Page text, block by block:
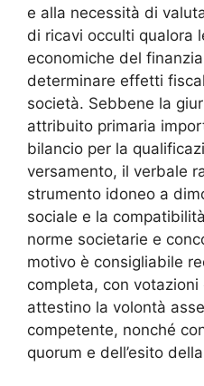
e alla necessità di
di ricavi occulti qualora
economiche del
determinare effetti
società. Sebbene la
attribuito primaria
bilancio per la
versamento, il verbale
strumento idoneo a
sociale e la
norme societarie e
motivo è consigliabile
completa, con
attestino la volontà
competente, nonché
quorum e dell’esito